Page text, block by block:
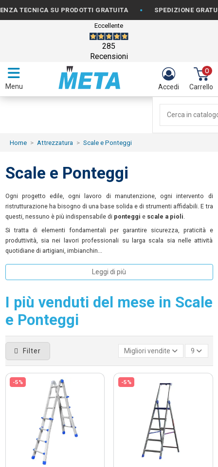
TECNICA SU PRODOTTI GRATUITA • SPEDIZIONE GRATUITA
Eccellente
285
Recensioni
Menu Accedi
0
Carrello
Home Attrezzatura Scale e Ponteggi
Scale e Ponteggi
Ogni progetto edile, ogni lavoro di manutenzione, ogni intervento di
ristrutturazione ha bisogno di una base solida e di strumenti affidabili. E tra
questi, nessuno è più indispensabile di ponteggi e scale a pioli.
Si tratta di elementi fondamentali per garantire sicurezza, praticità e
produttività, sia nei lavori professionali su larga scala sia nelle attività
quotidiane di artigiani, imbianchin...
Leggi di più
I più venduti del mese in Scale
e Ponteggi
Filter Migliori vendite 9
-5% -5%